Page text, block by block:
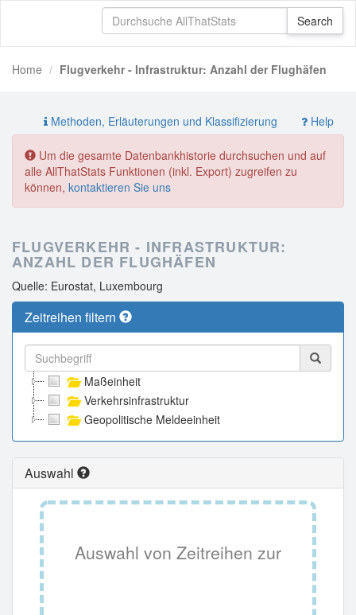
Home Flugverkehr - Infrastruktur: Anzahl der Flughäfen
Methoden, Erläuterungen und Klassifizierung Help
Um die gesamte Datenbankhistorie durchsuchen und auf
alle AllThatStats Funktionen (inkl. Export) zugreifen zu
können, kontaktieren Sie uns
FLUGVERKEHR - INFRASTRUKTUR:
ANZAHL DER FLUGHÄFEN
Quelle: Eurostat, Luxembourg
Zeitreihen filtern
Maßeinheit
Verkehrsinfrastruktur
Geopolitische Meldeeinheit
Auswahl
Auswahl von Zeitreihen zur